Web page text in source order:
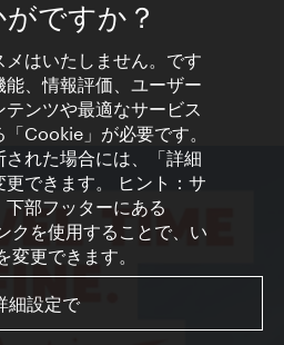
ですか？
メはいたしません。です
、情報評価、ユーザー
ンツや最適なサービス
Cookie」が必要です。
れた場合には、「詳細
できます。 ヒント：サ
部フッターにある
クを使用することで、い
更できます。
細設定で